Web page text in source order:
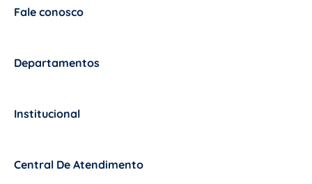
Fale conosco
Departamentos
Institucional
Central De Atendimento